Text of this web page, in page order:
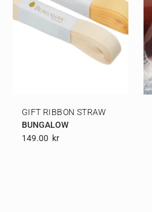
GIFT RIBBON STRAW
BUNGALOW
149.00 Kr